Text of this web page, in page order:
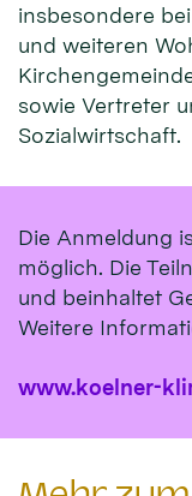
insbesondere
und weiteren
sowie Vertreter
Sozialwirtschaft.
Die Anmeldung
möglich. Die
und beinhaltet
Weitere
www.koelner-